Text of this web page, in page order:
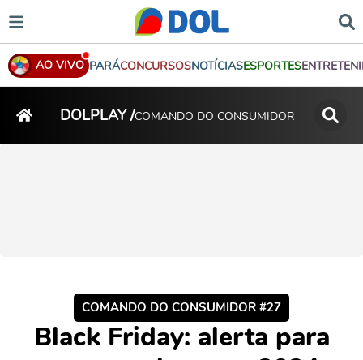
AO VIVO PARÁCONCURSOSNOTÍCIASESPORTES
DOLPLAY /COMANDO DO CONSUMIDOR
COMANDO DO CONSUMIDOR #27
Black Friday: alerta para